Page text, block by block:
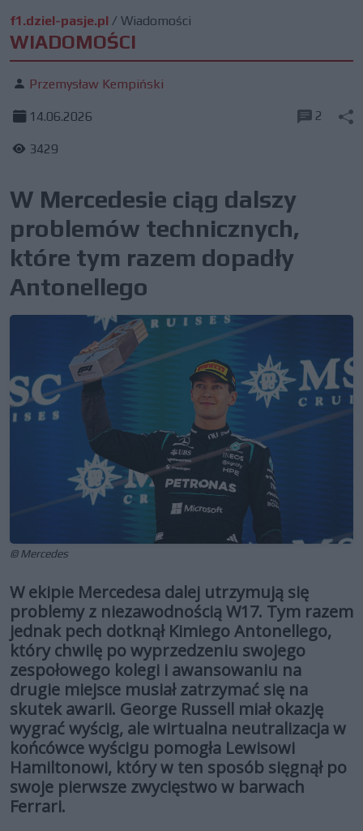
f1.dziel-pasje.pl / Wiadomości
WIADOMOŚCI
Przemysław Kempiński
14.06.2026
3429
2
W Mercedesie ciąg dalszy
problemów technicznych,
które tym razem dopadły
Antonellego
© Mercedes
W ekipie Mercedesa dalej utrzymują się
problemy z niezawodnością W17. Tym razem
jednak pech dotknął Kimiego Antonellego,
który chwilę po wyprzedzeniu swojego
zespołowego kolegi i awansowaniu na
drugie miejsce musiał zatrzymać się na
skutek awarii. George Russell miał okazję
wygrać wyścig, ale wirtualna neutralizacja w
końcówce wyścigu pomogła Lewisowi
Hamiltonowi, który w ten sposób sięgnął po
swoje pierwsze zwycięstwo w barwach
Ferrari.